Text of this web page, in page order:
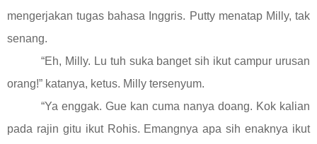
mengerjakan tugas bahasa Inggris. Putty menatap Milly, tak
senang.
“Eh, Milly. Lu tuh suka banget sih ikut campur urusan
orang!” katanya, ketus. Milly tersenyum.
“Ya enggak. Gue kan cuma nanya doang. Kok kalian
pada rajin gitu ikut Rohis. Emangnya apa sih enaknya ikut